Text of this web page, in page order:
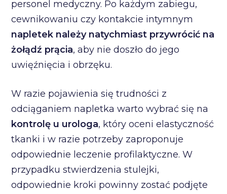
personel medyczny. Po każdym zabiegu,
cewnikowaniu czy kontakcie intymnym
napletek należy natychmiast przywrócić na
żołądź prącia, aby nie doszło do jego
uwięźnięcia i obrzęku.
W razie pojawienia się trudności z
odciąganiem napletka warto wybrać się na
kontrolę u urologa, który oceni elastyczność
tkanki i w razie potrzeby zaproponuje
odpowiednie leczenie profilaktyczne. W
przypadku stwierdzenia stulejki,
odpowiednie kroki powinny zostać podjęte